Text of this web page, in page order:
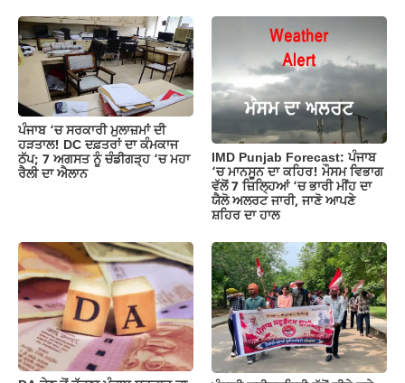
ਪੰਜਾਬ ‘ਚ ਸਰਕਾਰੀ ਮੁਲਾਜ਼ਮਾਂ ਦੀ
ਹੜਤਾਲ! DC ਦਫ਼ਤਰਾਂ ਦਾ ਕੰਮਕਾਜ
ਠੱਪ; 7 ਅਗਸਤ ਨੂੰ ਚੰਡੀਗੜ੍ਹ ‘ਚ ਮਹਾ
ਰੈਲੀ ਦਾ ਐਲਾਨ
IMD Punjab Forecast: ਪੰਜਾਬ
‘ਚ ਮਾਨਸੂਨ ਦਾ ਕਹਿਰ! ਮੌਸਮ ਵਿਭਾਗ
ਵੱਲੋਂ 7 ਜ਼ਿਲ੍ਹਿਆਂ ‘ਚ ਭਾਰੀ ਮੀਂਹ ਦਾ
ਯੈਲੋ ਅਲਰਟ ਜਾਰੀ, ਜਾਣੋ ਆਪਣੇ
ਸ਼ਹਿਰ ਦਾ ਹਾਲ